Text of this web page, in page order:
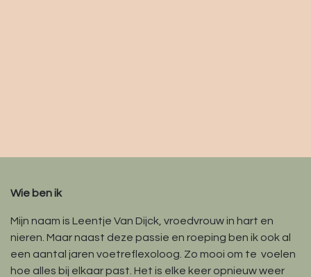
Wie ben ik
Mijn naam is Leentje Van Dijck, vroedvrouw in hart en
nieren. Maar naast deze passie en roeping ben ik ook al
een aantal jaren voetreflexoloog. Zo mooi om te voelen
hoe alles bij elkaar past. Het is elke keer opnieuw weer